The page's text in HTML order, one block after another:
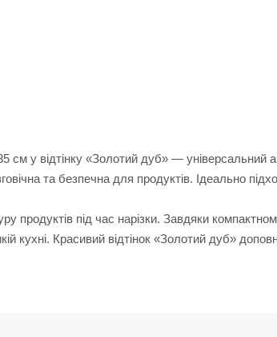
у відтінку «Золотий дуб» — універсальний
та безпечна для продуктів. Ідеально
продуктів під час нарізки. Завдяки
кухні. Красивий відтінок «Золотий дуб»